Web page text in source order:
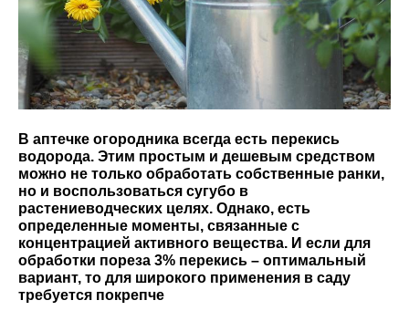
В аптечке огородника всегда есть перекись
водорода. Этим простым и дешевым средством
можно не только обработать собственные ранки,
но и воспользоваться сугубо в
растениеводческих целях. Однако, есть
определенные моменты, связанные с
концентрацией активного вещества. И если для
обработки пореза 3% перекись – оптимальный
вариант, то для широкого применения в саду
требуется покрепче